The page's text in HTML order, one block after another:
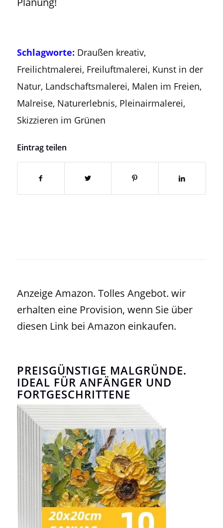
Schlagworte: Draußen kreativ,
Freilichtmalerei, Freiluftmalerei, Kunst in der
Natur, Landschaftsmalerei, Malen im Freien,
Malreise, Naturerlebnis, Pleinairmalerei,
Skizzieren im Grünen
Eintrag teilen
Anzeige Amazon. Tolles Angebot. wir
erhalten eine Provision, wenn Sie über
diesen Link bei Amazon einkaufen.
PREISGÜNSTIGE MALGRÜNDE.
IDEAL FÜR ANFÄNGER UND
FORTGESCHRITTENE